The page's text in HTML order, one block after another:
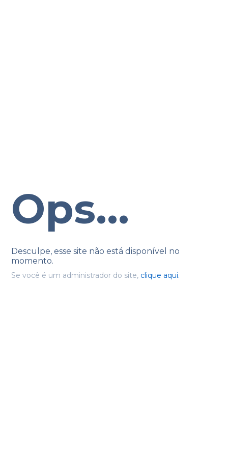
Ops...
Desculpe, esse site não está disponível no
momento.
Se você é um administrador do site, clique aqui.